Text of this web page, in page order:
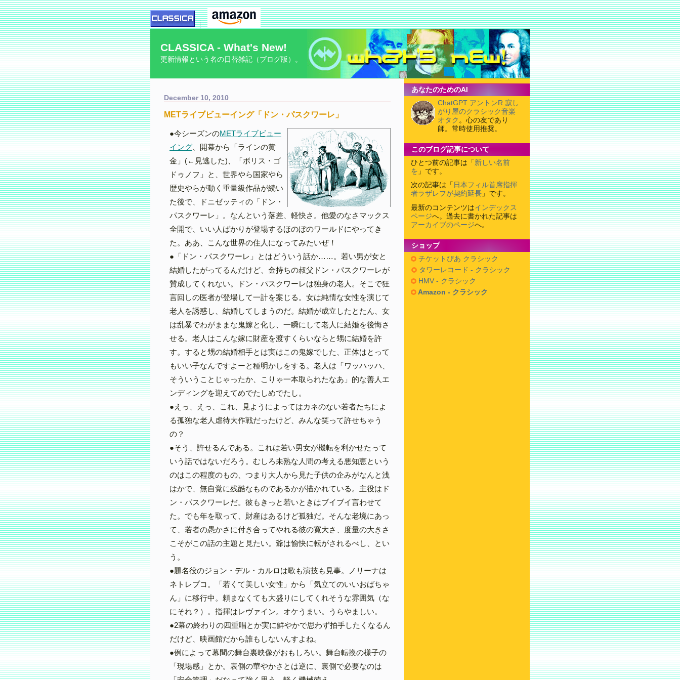
CLASSICA - What's New!
更新情報という名の日替雑記（ブログ版）。
December 10, 2010
METライブビューイング「ドン・パスクワーレ」
●今シーズンのMETライブビュー
イング 、開幕から「ラインの黄
金」(←見逃した)、「ボリス・ゴ
ドゥノフ」と、世界やら国家やら
歴史やらが動く重量級作品が続い
た後で、ドニゼッティの「ドン・
パスクワーレ」。なんという落差、軽快さ。他愛のなさマックス
全開で、いい人ばかりが登場するほのぼのワールドにやってき
た。ああ、こんな世界の住人になってみたいぜ！
●「ドン・パスクワーレ」とはどういう話か……。若い男が女と
結婚したがってるんだけど、金持ちの叔父ドン・パスクワーレが
賛成してくれない。ドン・パスクワーレは独身の老人。そこで狂
言回しの医者が登場して一計を案じる。女は純情な女性を演じて
老人を誘惑し、結婚してしまうのだ。結婚が成立したとたん、女
は乱暴でわがままな鬼嫁と化し、一瞬にして老人に結婚を後悔さ
せる。老人はこんな嫁に財産を渡すくらいならと甥に結婚を許
す。すると甥の結婚相手とは実はこの鬼嫁でした、正体はとって
もいい子なんですよーと種明かしをする。老人は「ワッハッハ、
そういうことじゃったか、こりゃ一本取られたなあ」的な善人エ
ンディングを迎えてめでたしめでたし。
●えっ、えっ、これ、見ようによってはカネのない若者たちによ
る孤独な老人虐待大作戦だったけど、みんな笑って許せちゃう
の？
●そう、許せるんである。これは若い男女が機転を利かせたって
いう話ではないだろう。むしろ未熟な人間の考える悪知恵という
のはこの程度のもの、つまり大人から見た子供の企みがなんと浅
はかで、無自覚に残酷なものであるかが描かれている。主役はド
ン・パスクワーレだ。彼もきっと若いときはブイブイ言わせて
た。でも年を取って、財産はあるけど孤独だ。そんな老境にあっ
て、若者の愚かさに付き合ってやれる彼の寛大さ、度量の大きさ
こそがこの話の主題と見たい。爺は愉快に転がされるべし、とい
う。
●題名役のジョン・デル・カルロは歌も演技も見事。ノリーナは
ネトレプコ。「若くて美しい女性」から「気立てのいいおばちゃ
ん」に移行中。頼まなくても大盛りにしてくれそうな雰囲気（な
にそれ？）。指揮はレヴァイン。オケうまい。うらやましい。
●2幕の終わりの四重唱とか実に鮮やかで思わず拍手したくなるん
だけど、映画館だから誰もしないんすよね。
●例によって幕間の舞台裏映像がおもしろい。舞台転換の様子の
「現場感」とか。表側の華やかさとは逆に、裏側で必要なのは
あなたのためのAI
ChatGPT アントンR 寂し
がり屋のクラシック音楽
オタク 。心の友であり
師。常時使用推奨。
このブログ記事について
ひとつ前の記事は「 新しい名前
を 」です。
次の記事は「 日本フィル首席指揮
者ラザレフが契約延長 」です。
最新のコンテンツはインデックス
ページへ。過去に書かれた記事は
アーカイブのページへ。
ショップ
チケットぴあ クラシック
タワーレコード - クラシック
HMV - クラシック
Amazon - クラシック